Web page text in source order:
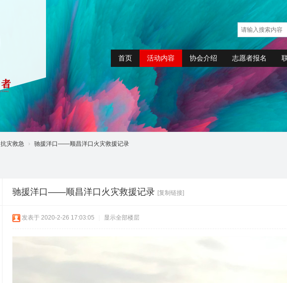
首页 活动内容 协会介绍 志愿者报名
抗灾救急 › 驰援洋口——顺昌洋口火灾救援记录
驰援洋口——顺昌洋口火灾救援记录 [复制链接]
发表于 2020-2-26 17:03:05 显示全部楼层